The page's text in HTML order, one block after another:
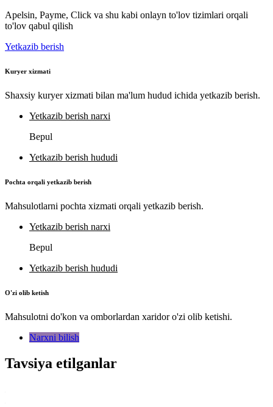
Apelsin, Payme, Click va shu kabi onlayn to'lov tizimlari orqali
to'lov qabul qilish
Yetkazib berish
Kuryer xizmati
Shaxsiy kuryer xizmati bilan ma'lum hudud ichida yetkazib berish.
Yetkazib berish narxi
Bepul
Yetkazib berish hududi
Pochta orqali yetkazib berish
Mahsulotlarni pochta xizmati orqali yetkazib berish.
Yetkazib berish narxi
Bepul
Yetkazib berish hududi
O'zi olib ketish
Mahsulotni do'kon va omborlardan xaridor o'zi olib ketishi.
Narxni bilish
Tavsiya etilganlar